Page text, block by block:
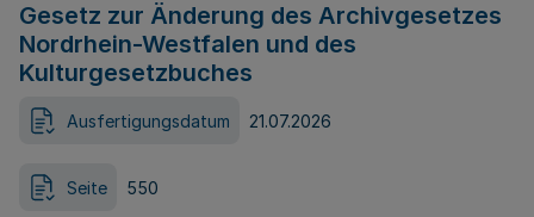
Gesetz zur Änderung des Archivgesetzes
Nordrhein-Westfalen und des
Kulturgesetzbuches
Ausfertigungsdatum 21.07.2026
Seite 550